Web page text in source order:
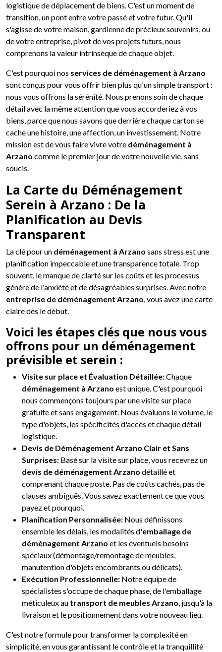
logistique de déplacement de biens. C'est un moment de
transition, un pont entre votre passé et votre futur. Qu'il
s'agisse de votre maison, gardienne de précieux souvenirs, ou
de votre entreprise, pivot de vos projets futurs, nous
comprenons la valeur intrinsèque de chaque objet.
C'est pourquoi nos services de déménagement à Arzano
sont conçus pour vous offrir bien plus qu'un simple transport :
nous vous offrons la sérénité. Nous prenons soin de chaque
détail avec la même attention que vous accorderiez à vos
biens, parce que nous savons que derrière chaque carton se
cache une histoire, une affection, un investissement. Notre
mission est de vous faire vivre votre déménagement à
Arzano comme le premier jour de votre nouvelle vie, sans
soucis.
La Carte du Déménagement
Serein à Arzano : De la
Planification au Devis
Transparent
La clé pour un déménagement à Arzano sans stress est une
planification impeccable et une transparence totale. Trop
souvent, le manque de clarté sur les coûts et les processus
génère de l'anxiété et de désagréables surprises. Avec notre
entreprise de déménagement Arzano, vous avez une carte
claire dès le début.
Voici les étapes clés que nous vous
offrons pour un déménagement
prévisible et serein :
Visite sur place et Évaluation Détaillée:Chaque
déménagement à Arzano est unique. C'est pourquoi
nous commençons toujours par une visite sur place
gratuite et sans engagement. Nous évaluons le volume, le
type d'objets, les spécificités d'accès et chaque détail
logistique.
Devis de Déménagement Arzano Clair et Sans
Surprises: Basé sur la visite sur place, vous recevrez un
devis de déménagement Arzano détaillé et
comprenant chaque poste. Pas de coûts cachés, pas de
clauses ambiguës. Vous savez exactement ce que vous
payez et pourquoi.
Planification Personnalisée: Nous définissons
ensemble les délais, les modalités d'emballage de
déménagement Arzano et les éventuels besoins
spéciaux (démontage/remontage de meubles,
manutention d'objets encombrants ou délicats).
Exécution Professionnelle: Notre équipe de
spécialistes s'occupe de chaque phase, de l'emballage
méticuleux au transport de meubles Arzano, jusqu'à la
livraison et le positionnement dans votre nouveau lieu.
C'est notre formule pour transformer la complexité en
simplicité, en vous garantissant le contrôle et la tranquillité